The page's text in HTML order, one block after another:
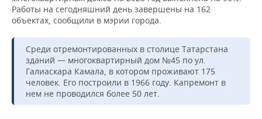
ТЕЛЕКОММУНИКАЦИИ
БИЗНЕС-БРАНЧИ
ОТКРЫТАЯ ЛЕКЦИЯ
ФУТБОЛ
БАСКЕТБОЛ
ВОЛЕЙБОЛ
НОВОСТИ ОБЩЕСТВА
ИНФРАСТРУКТУРА
ИСТОРИЯ
ФОТОГАЛЕРЕЯ
СПРАВОЧНИК
СПИСОК ПЕРСОН
ПОЛНАЯ ВЕРСИЯ
Работы на сегодняшний день завершены на 162
объектах, сообщили в мэрии города.
Среди отремонтированных в столице Татарстана
зданий — многоквартирный дом №45 по ул.
Галиаскара Камала, в котором проживают 175
человек. Его построили в 1966 году. Капремонт в
нем не проводился более 50 лет.